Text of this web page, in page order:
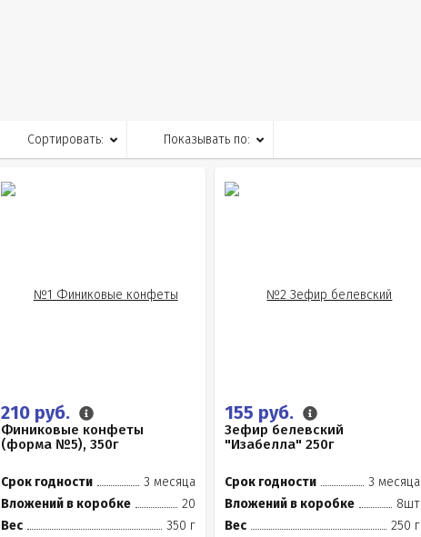
Сортировать: Показывать по:
210 руб.
Финиковые конфеты
(форма №5), 350г
Срок годности
3 месяца
Вложений в коробке
20
Вес
350 г
155 руб.
Зефир белевский
"Изабелла" 250г
Срок годности
3 месяца
Вложений в коробке
8шт
Вес
250 г